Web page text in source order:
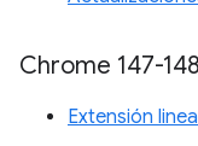
Chrome 147-148
Extensión